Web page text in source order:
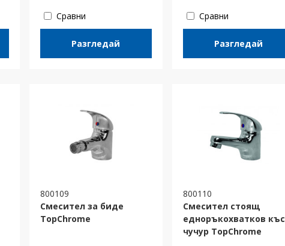
Сравни
Разгледай
Сравни
Разгледай
800109
Смесител за биде
TopChrome
800110
Смесител стоящ
едноръкохватков къс
чучур TopChrome